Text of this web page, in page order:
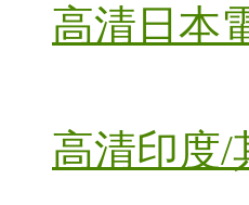
高清日本
高清印度/